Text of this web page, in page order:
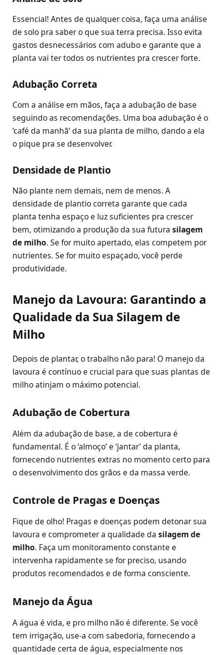
Essencial! Antes de qualquer coisa, faça uma análise
de solo pra saber o que sua terra precisa. Isso evita
gastos desnecessários com adubo e garante que a
planta vai ter todos os nutrientes pra crescer forte.
Adubação Correta
Com a análise em mãos, faça a adubação de base
seguindo as recomendações. Uma boa adubação é o
‘café da manhã’ da sua planta de milho, dando a ela
o pique pra se desenvolver.
Densidade de Plantio
Não plante nem demais, nem de menos. A
densidade de plantio correta garante que cada
planta tenha espaço e luz suficientes pra crescer
bem, otimizando a produção da sua futura silagem
de milho. Se for muito apertado, elas competem por
nutrientes. Se for muito espaçado, você perde
produtividade.
Manejo da Lavoura: Garantindo a
Qualidade da Sua Silagem de
Milho
Depois de plantar, o trabalho não para! O manejo da
lavoura é contínuo e crucial para que suas plantas de
milho atinjam o máximo potencial.
Adubação de Cobertura
Além da adubação de base, a de cobertura é
fundamental. É o ‘almoço’ e ‘jantar’ da planta,
fornecendo nutrientes extras no momento certo para
o desenvolvimento dos grãos e da massa verde.
Controle de Pragas e Doenças
Fique de olho! Pragas e doenças podem detonar sua
lavoura e comprometer a qualidade da silagem de
milho. Faça um monitoramento constante e
intervenha rapidamente se for preciso, usando
produtos recomendados e de forma consciente.
Manejo da Água
A água é vida, e pro milho não é diferente. Se você
tem irrigação, use-a com sabedoria, fornecendo a
quantidade certa de água, especialmente nos